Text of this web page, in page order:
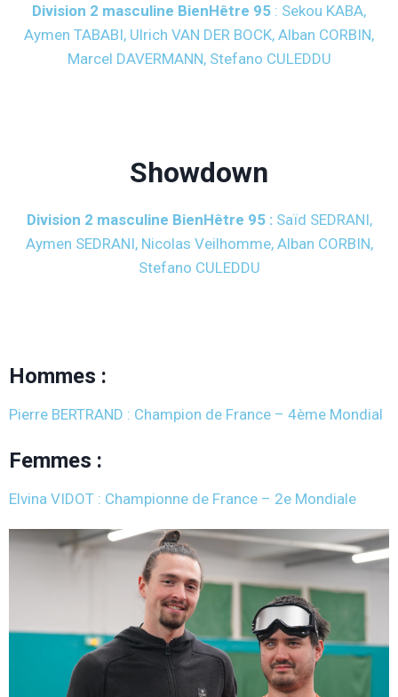
Division 2 masculine BienHêtre 95 : Sekou KABA,
Aymen TABABI, Ulrich VAN DER BOCK, Alban CORBIN,
Marcel DAVERMANN, Stefano CULEDDU
Showdown
Division 2 masculine BienHêtre 95 :Saïd SEDRANI,
Aymen SEDRANI, Nicolas Veilhomme, Alban CORBIN,
Stefano CULEDDU
Hommes :
Pierre BERTRAND : Champion de France – 4ème Mondial
Femmes :
Elvina VIDOT : Championne de France – 2e Mondiale